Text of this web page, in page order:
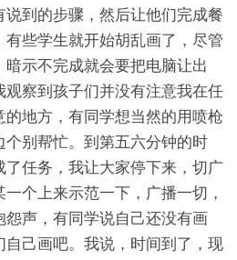
到的步骤，然后让他们完成餐
些学生就开始胡乱画了，尽管
示不完成就会要把电脑让出
察到孩子们并没有注意我在任
地方，有同学想当然的用喷枪
别帮忙。到第五六分钟的时
任务，我让大家停下来，切广
个上来示范一下，广播一切，
声，有同学说自己还没有画
自己画吧。我说，时间到了，现